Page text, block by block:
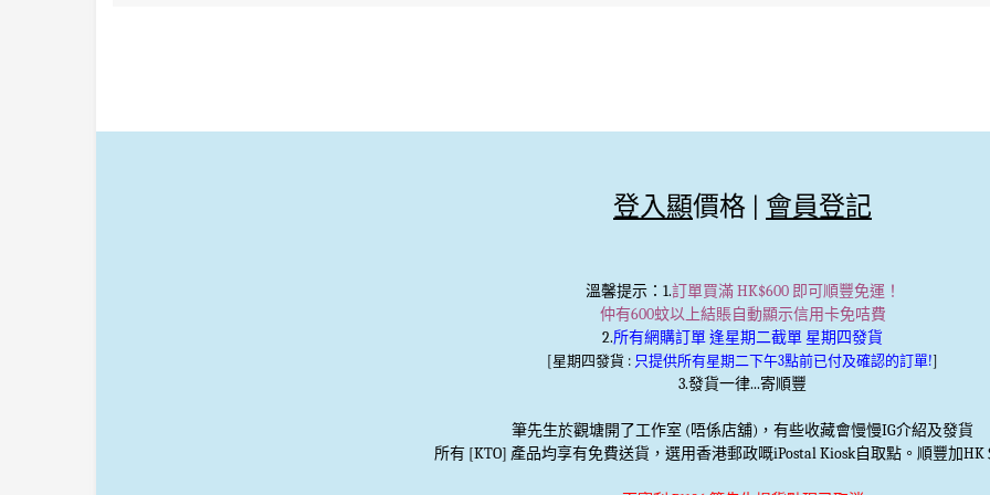
登入顯價格 | 會員登記
溫馨提示：1.訂單買滿 HK$600 即可順豐免運！
仲有600蚊以上結賬自動顯示信用卡免咭費
2.所有網購訂單 逢星期二截單 星期四發貨
[星期四發貨 : 只提供所有星期二下午3點前已付及確認的訂單!]
3.發貨一律...寄順豐
筆先生於觀塘開了工作室 (唔係店舖)，有些收藏會慢慢IG介紹及發貨
所有 [KTO] 產品均享有免費送貨，選用香港郵政嘅iPostal Kiosk自取點。順豐加HK